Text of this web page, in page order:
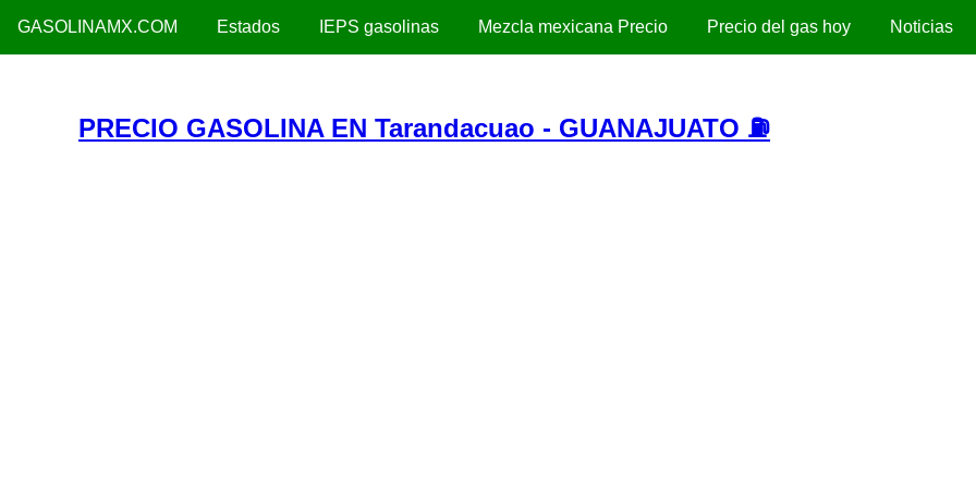
GASOLINAMX.COM Estados IEPS gasolinas Mezcla mexicana Precio Precio del gas hoy Noticias
PRECIO GASOLINA EN Tarandacuao - GUANAJUATO ⛽